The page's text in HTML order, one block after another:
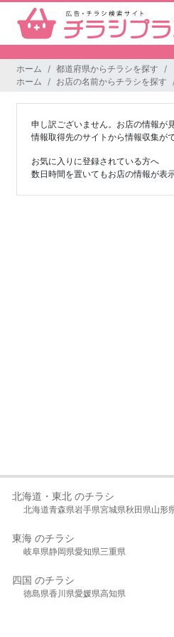
ホーム
都道府県からチラシを探す
ホーム
お店の名前からチラシを探す
申し訳ございません。お店の情報が
情報取得先のサイトから情報収集が
お気に入りに登録されている方へ
数日時間を置いてもお店の情報が表
北海道・東北 のチラシ
北海道青森県岩手県宮城県秋田県山形
東海 のチラシ
岐阜県静岡県愛知県三重県
四国 のチラシ
徳島県香川県愛媛県高知県